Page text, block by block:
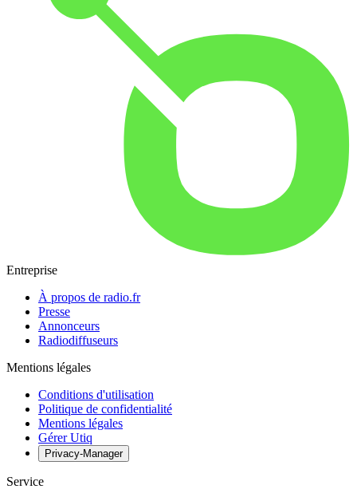
Entreprise
À propos de radio.fr
Presse
Annonceurs
Radiodiffuseurs
Mentions légales
Conditions d'utilisation
Politique de confidentialité
Mentions légales
Gérer Utiq
Privacy-Manager
Service